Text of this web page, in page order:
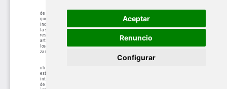
Aceptar
Renuncio
Configurar